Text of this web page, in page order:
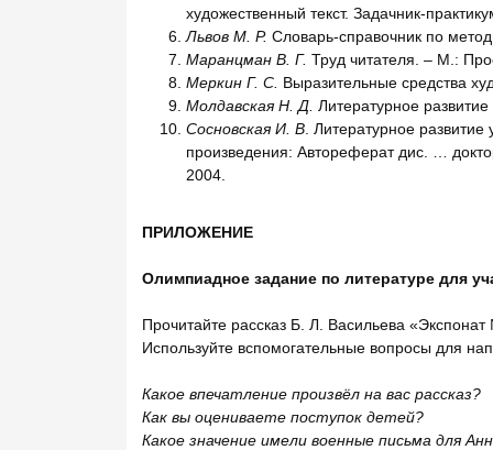
художественный текст. Задачник-
Львов М. Р. Словарь-справочник по
Маранцман В. Г. Труд читателя. – М.:
Меркин Г. С. Выразительные средства
Молдавская Н. Д. Литературное
Сосновская И. В. Литературное развитие
произведения: Автореферат дис. …
2004.
ПРИЛОЖЕНИЕ
Олимпиадное задание по литературе для
Прочитайте рассказ Б. Л. Васильева
Используйте вспомогательные вопросы для
Какое впечатление произвёл на вас рассказ?
Как вы оцениваете поступок детей?
Какое значение имели военные письма для